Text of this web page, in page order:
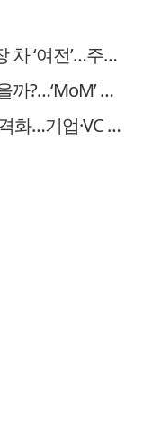
세 차례 중복상장 토론에도 입장 차 ‘여전’…주주 동의 방식·예외 범위서 이견[자본법안 와치]
중복상장, 주주 동의 어떻게 받을까?…‘MoM’ 놓고 기관과 PE·증권사 격돌[자본법안 와치]
정부 ‘중복상장’ 현미경 검증 본격화…기업·VC “자본조달 효율성 저하”